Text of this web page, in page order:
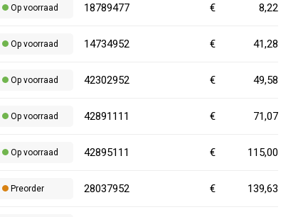
Op voorraad 18789477 € 8,22
Op voorraad 14734952 € 41,28
Op voorraad 42302952 € 49,58
Op voorraad 42891111 € 71,07
Op voorraad 42895111 € 115,00
Preorder 28037952 € 139,63